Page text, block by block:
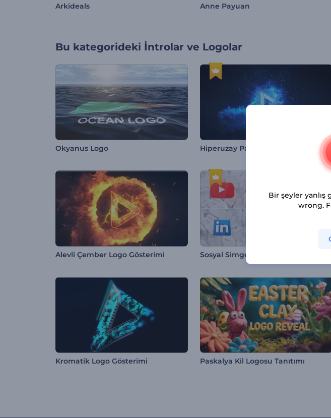
Arkideals Anne Payuan
Bu kategorideki İntrolar ve Logolar
Okyanus Logo Hiperuzay Patlama Logo
Alevli Çember Logo Gösterimi Sosyal Simgeler İntro
Kromatik Logo Gösterimi Paskalya Kil Logosu Tanıtımı
Bir şeyler
wrong.